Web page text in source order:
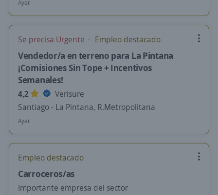
Ayer
Se precisa Urgente Empleo destacado
Vendedor/a en terreno para La Pintana
¡Comisiones Sin Tope + Incentivos
Semanales!
4,2
Verisure
Santiago - La Pintana, R.Metropolitana
Ayer
Empleo destacado
Carroceros/as
Importante empresa del sector